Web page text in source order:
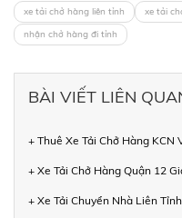
xe tải chở hàng liên tỉnh
xe tải
nhận chở hàng đi tỉnh
BÀI VIẾT LIÊN
+ Thuê Xe Tải Chở Hàng KCN
+ Xe Tải Chở Hàng Quận 12
+ Xe Tải Chuyển Nhà Liên